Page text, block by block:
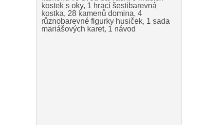
kostek s oky, 1 hrací šestibarevná
kostka, 28 kamenů domina, 4
různobarevné figurky husiček, 1 sada
mariášových karet, 1 návod